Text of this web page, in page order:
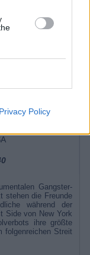
Privacy Policy
Gangster-
stehen die Freunde
während der
Side von New York
ihre größte
folgenreichen Streit